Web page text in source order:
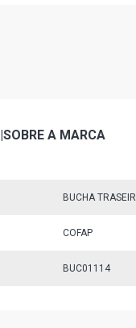
|SOBRE A MARCA
BUCHA
COFAP
BUC01114